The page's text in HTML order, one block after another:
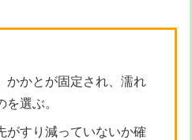
かかとが固定され、濡れ
選ぶ。
がすり減っていないか確